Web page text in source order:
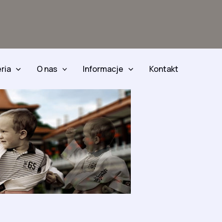
O nas Informacje Kontakt